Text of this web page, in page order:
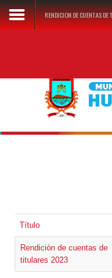
RENDICION DE CUENTAS DE
Título
Rendición de cuentas de
titulares 2023